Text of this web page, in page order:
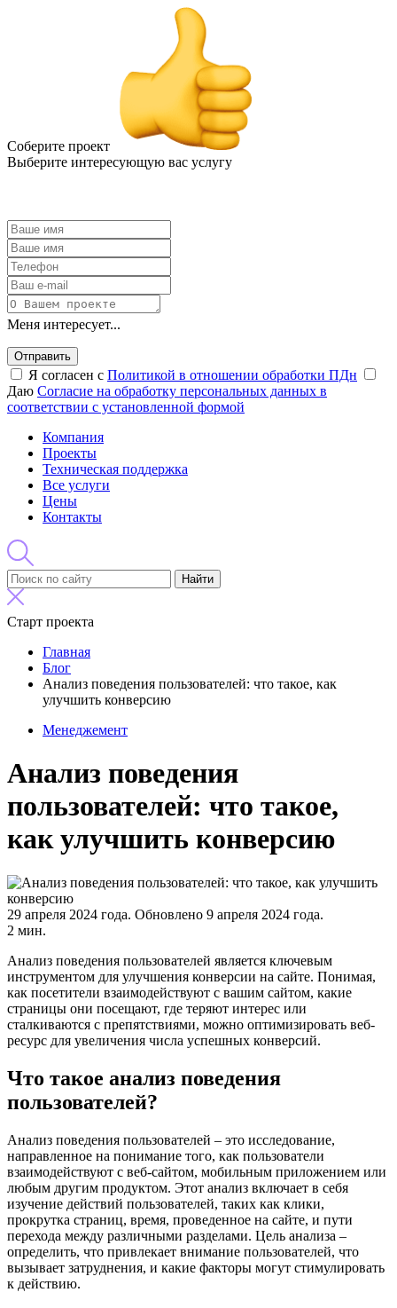
Соберите проект
Выберите интересующую вас услугу
Меня интересует...
Отправить
Я согласен с Политикой в отношении обработки ПДн
Даю Согласие на обработку персональных данных в
соответствии с установленной формой
Компания
Проекты
Техническая поддержка
Все услуги
Цены
Контакты
Найти
Старт проекта
Главная
Блог
Анализ поведения пользователей: что такое, как
улучшить конверсию
Менеджемент
Анализ поведения
пользователей: что такое,
как улучшить конверсию
29 апреля 2024 года. Обновлено 9 апреля 2024 года.
2 мин.
Анализ поведения пользователей является ключевым
инструментом для улучшения конверсии на сайте. Понимая,
как посетители взаимодействуют с вашим сайтом, какие
страницы они посещают, где теряют интерес или
сталкиваются с препятствиями, можно оптимизировать веб-
ресурс для увеличения числа успешных конверсий.
Что такое анализ поведения
пользователей?
Анализ поведения пользователей – это исследование,
направленное на понимание того, как пользователи
взаимодействуют с веб-сайтом, мобильным приложением или
любым другим продуктом. Этот анализ включает в себя
изучение действий пользователей, таких как клики,
прокрутка страниц, время, проведенное на сайте, и пути
перехода между различными разделами. Цель анализа –
определить, что привлекает внимание пользователей, что
вызывает затруднения, и какие факторы могут стимулировать
к действию.